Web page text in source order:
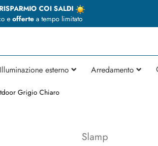
COI SALDI
e offertea tempo limitato
Illuminazione esterno Arredamento
Grigio Chiaro
Slamp